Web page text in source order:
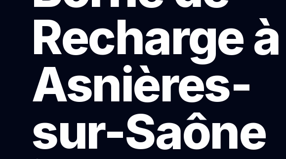
Recharge à
Asnières-
sur-Saône